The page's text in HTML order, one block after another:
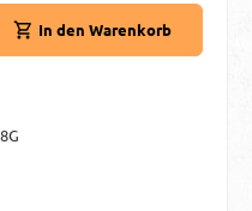
ein oder benutze die Schaltflächen
In den Warenkorb